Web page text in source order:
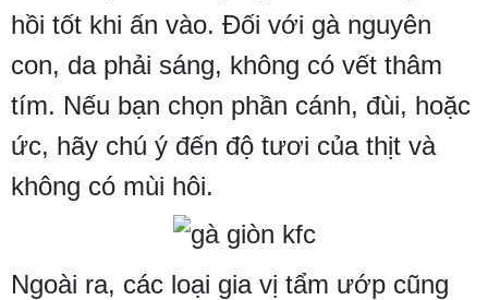
hồi tốt khi ấn vào. Đối với gà nguyên
con, da phải sáng, không có vết thâm
tím. Nếu bạn chọn phần cánh, đùi, hoặc
ức, hãy chú ý đến độ tươi của thịt và
không có mùi hôi.
Ngoài ra, các loại gia vị tẩm ướp cũng